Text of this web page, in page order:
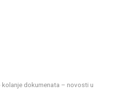
kolanje dokumenata – novosti u